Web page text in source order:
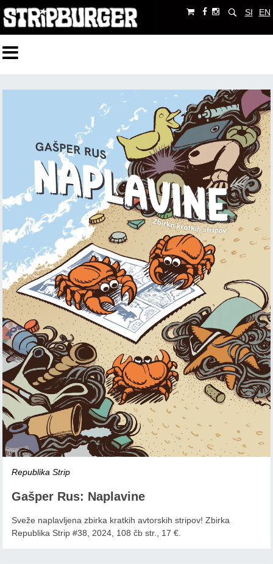
SI EN
Republika Strip
Gašper Rus: Naplavine
Sveže naplavljena zbirka kratkih avtorskih stripov! Zbirka
Republika Strip #38, 2024, 108 čb str., 17 €.